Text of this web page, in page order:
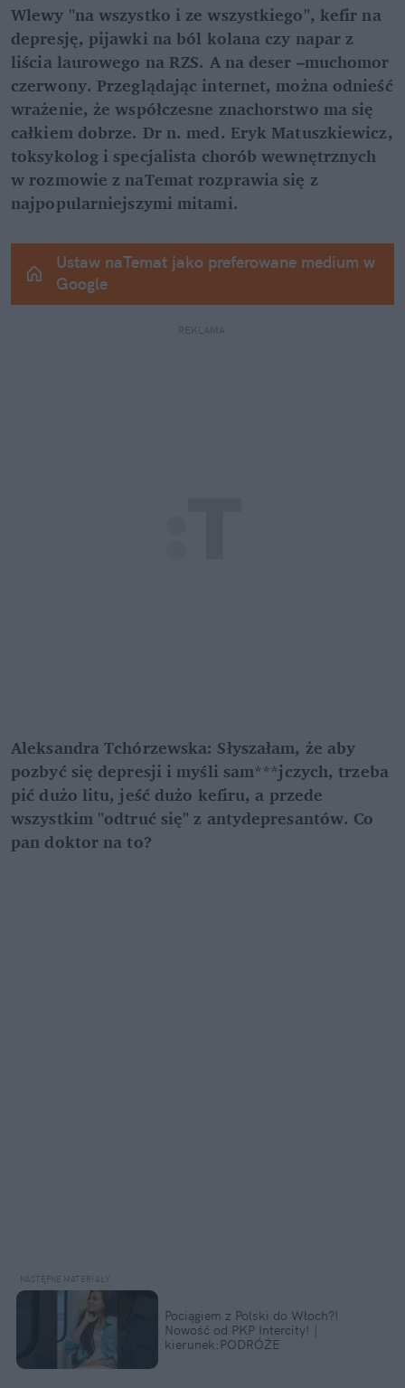
Wlewy "na wszystko i ze wszystkiego", kefir na
depresję, pijawki na ból kolana czy napar z
liścia laurowego na RZS. A na deser –muchomor
czerwony. Przeglądając internet, można odnieść
wrażenie, że współczesne znachorstwo ma się
całkiem dobrze. Dr n. med. Eryk Matuszkiewicz,
toksykolog i specjalista chorób wewnętrznych
w rozmowie z naTemat rozprawia się z
najpopularniejszymi mitami.
Ustaw naTemat jako preferowane medium w
Google
REKLAMA
Aleksandra Tchórzewska: Słyszałam, że aby
pozbyć się depresji i myśli sam***jczych, trzeba
pić dużo litu, jeść dużo kefiru, a przede
wszystkim "odtruć się" z antydepresantów. Co
pan doktor na to?
Pociągiem z Polski do Włoch?!
Nowość od PKP Intercity! |
kierunek:PODRÓŻE